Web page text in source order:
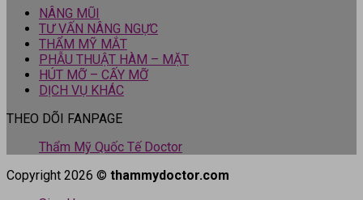
NÂNG MŨI
TƯ VẤN NÂNG NGỰC
THẨM MỸ MẮT
PHẪU THUẬT HÀM – MẶT
HÚT MỠ – CẤY MỠ
DỊCH VỤ KHÁC
THEO DÕI FANPAGE
Thẩm Mỹ Quốc Tế Doctor
Copyright 2026 © thammydoctor.com